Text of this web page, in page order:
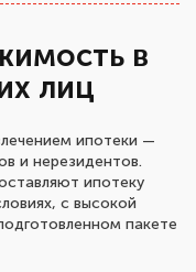
в
лиц
ипотеки —
и нерезидентов.
ипотеку
с высокой
пакете